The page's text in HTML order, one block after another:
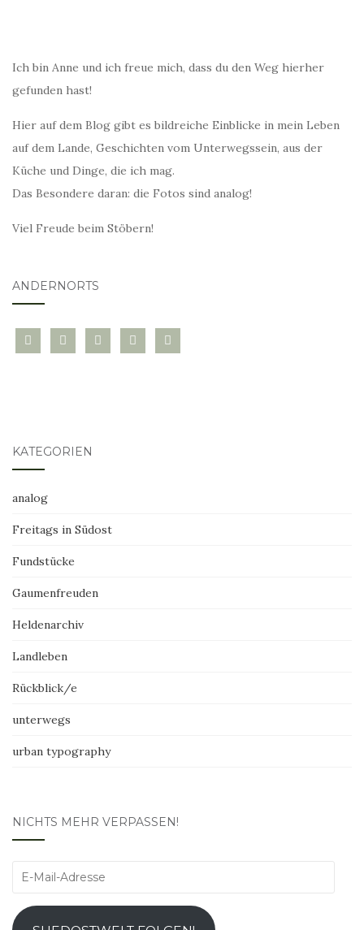
Ich bin Anne und ich freue mich, dass du den Weg hierher
gefunden hast!
Hier auf dem Blog gibt es bildreiche Einblicke in mein Leben
auf dem Lande, Geschichten vom Unterwegssein, aus der
Küche und Dinge, die ich mag.
Das Besondere daran: die Fotos sind analog!
Viel Freude beim Stöbern!
ANDERNORTS
bloglovininstagramtwitter pinterest
mail
KATEGORIEN
analog
Freitags in Südost
Fundstücke
Gaumenfreuden
Heldenarchiv
Landleben
Rückblick/e
unterwegs
urban typography
NICHTS MEHR VERPASSEN!
E-
Adresse